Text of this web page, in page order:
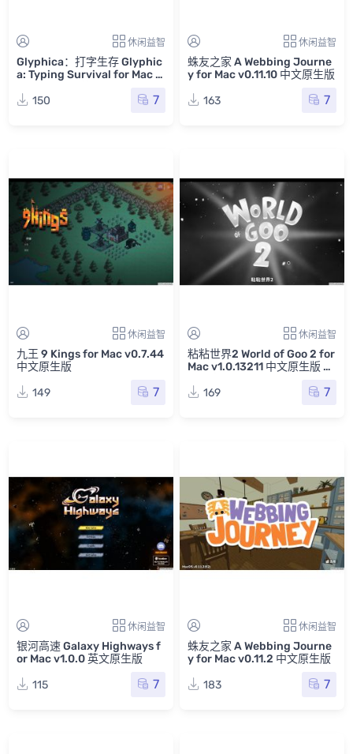
休闲益智
Glyphica：打字生存 Glyphic
a: Typing Survival for Mac v
150
7
休闲益智
蛛友之家 A Webbing Journe
y for Mac v0.11.10 中文原生版
163
7
休闲益智
九王 9 Kings for Mac v0.7.44
中文原生版
149
7
休闲益智
粘粘世界2 World of Goo 2 for
Mac v1.0.13211 中文原生版 含
169
7
休闲益智
银河高速 Galaxy Highways f
or Mac v1.0.0 英文原生版
115
7
休闲益智
蛛友之家 A Webbing Journe
y for Mac v0.11.2 中文原生版
183
7